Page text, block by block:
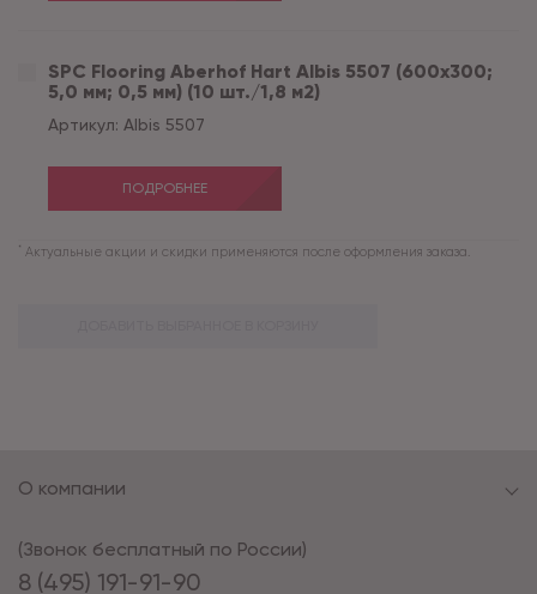
SPC Flooring Aberhof Hart Albis 5507 (600х300;
5,0 мм; 0,5 мм) (10 шт./1,8 м2)
Артикул: Albis 5507
ПОДРОБНЕЕ
* Актуальные акции и скидки применяются после оформления заказа.
8 (495) 191-91-90
(Звонок бесплатный по России)
О компании